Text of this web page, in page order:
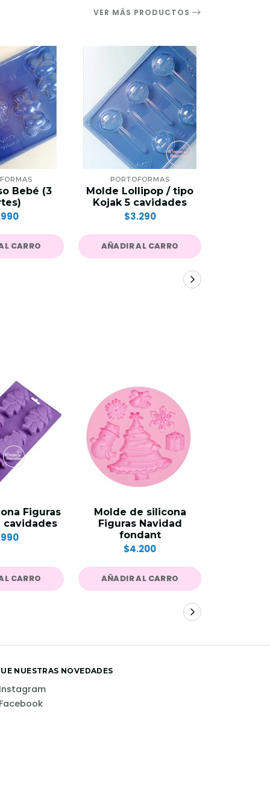
VER MÁS PRODUCTOS
Bebé (3
CARRO
PORTOFORMAS
Molde Lollipop / tipo
Kojak 5 cavidades
$3.290
AÑADIR AL CARRO
Figuras
cavidades
CARRO
Molde de silicona
Figuras Navidad
fondant
$4.200
AÑADIR AL CARRO
NUESTRAS NOVEDADES
Instagram
Facebook